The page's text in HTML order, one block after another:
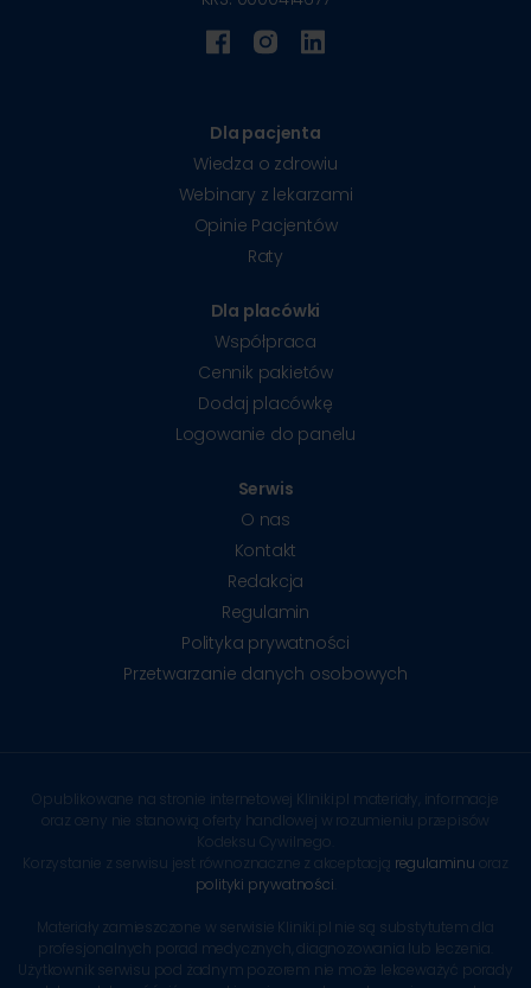
Dla pacjenta
Wiedza o zdrowiu
Webinary z lekarzami
Opinie Pacjentów
Raty
Dla placówki
Współpraca
Cennik pakietów
Dodaj placówkę
Logowanie do panelu
Serwis
O nas
Kontakt
Redakcja
Regulamin
Polityka prywatności
Przetwarzanie danych osobowych
Opublikowane na stronie internetowej Kliniki.pl materiały, informacje
oraz ceny nie stanowią oferty handlowej w rozumieniu przepisów
Kodeksu Cywilnego.
Korzystanie z serwisu jest równoznaczne z akceptacją regulaminu oraz
polityki prywatności
Materiały zamieszczone w serwisie Kliniki.pl nie są substytutem dla
profesjonalnych porad medycznych, diagnozowania lub leczenia.
Użytkownik serwisu pod żadnym pozorem nie może lekceważyć porady